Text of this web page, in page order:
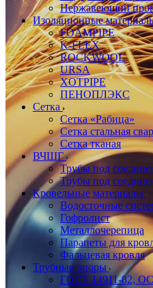
Нержавеющий
Изоляционные
FOAMPIPE
K-FLEX
ROCKWOOL
URSA
XOTPIPE
ПЕНОПЛЭКС
Сетка
Сетка «Рабица»
Сетка стальная
Сетка тканая
ВЧШГ
Трубы под
Трубы под
Кровельные материалы
Водосточные
Гофролист
Металлочерепица
Парапеты для
Фальцевая кровля
Трубные опоры
ГОСТ 14911-82,